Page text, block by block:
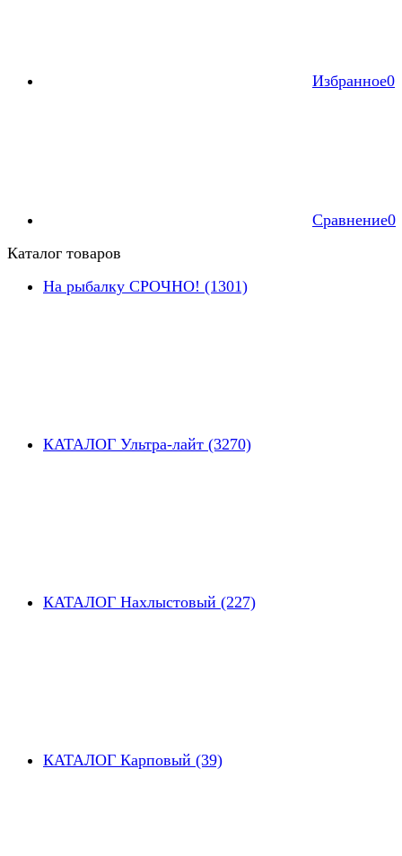
Избранное0
Сравнение0
Каталог товаров
На рыбалку СРОЧНО! (1301)
КАТАЛОГ Ультра-лайт (3270)
КАТАЛОГ Нахлыстовый (227)
КАТАЛОГ Карповый (39)